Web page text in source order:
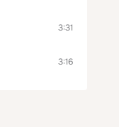
3:31
3:16